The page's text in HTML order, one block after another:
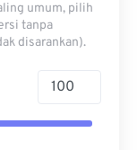
umum, pilih
tanpa
disarankan).